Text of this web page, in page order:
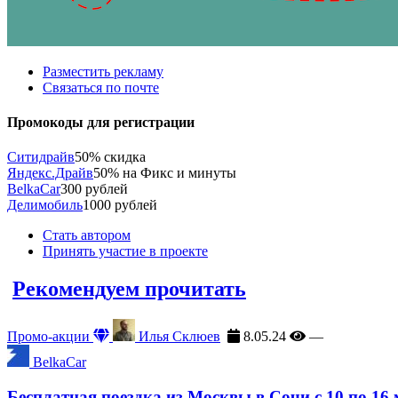
Разместить рекламу
Связаться по почте
Промокоды для регистрации
Ситидрайв50% скидка
Яндекс.Драйв50% на Фикс и минуты
BelkaCar300 рублей
Делимобиль1000 рублей
Стать автором
Принять участие в проекте
Рекомендуем прочитать
Промо-акции Илья Склюев 8.05.24
—
BelkaCar